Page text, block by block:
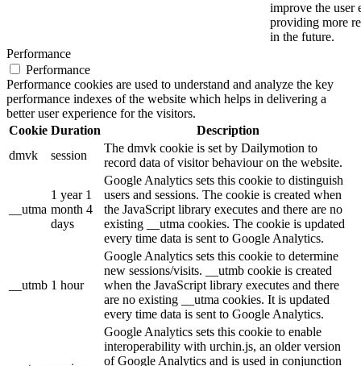
improve the user
providing more
in the future.
Performance
Performance
Performance cookies are used to understand and analyze the key
performance indexes of the website which helps in delivering a
better user experience for the visitors.
Cookie Duration
Description
dmvk
session
The dmvk cookie is set by Dailymotion to
record data of visitor behaviour on the website.
__utma
1 year 1
month 4
days
Google Analytics sets this cookie to distinguish
users and sessions. The cookie is created when
the JavaScript library executes and there are no
existing __utma cookies. The cookie is updated
every time data is sent to Google Analytics.
__utmb 1 hour
Google Analytics sets this cookie to determine
new sessions/visits. __utmb cookie is created
when the JavaScript library executes and there
are no existing __utma cookies. It is updated
every time data is sent to Google Analytics.
Google Analytics sets this cookie to enable
interoperability with urchin.js, an older version
of Google Analytics and is used in conjunction